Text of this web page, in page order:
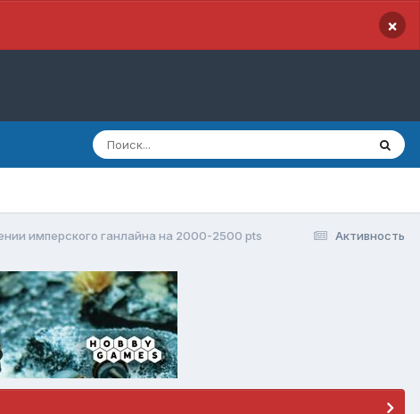
×
Активность
имперского ганлайна на 2000-2500 pts